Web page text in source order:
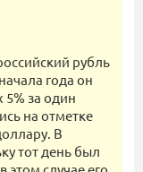
рубль
года он
5% за один
на отметке
В
тот день был